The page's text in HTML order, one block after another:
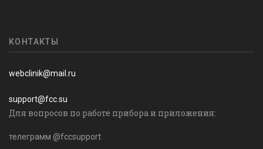
КОНТАКТЫ
webclinik@mail.ru
support@fcc.su
Для вопросов по работе прибора и приложения:
телеграмм @fccsupport